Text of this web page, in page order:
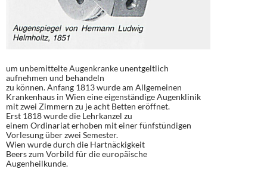
um unbemittelte Augenkranke unentgeltlich
aufnehmen und behandeln
zu können. Anfang 1813 wurde am Allgemeinen
Krankenhaus in Wien eine eigenständige Augenklinik
mit zwei Zimmern zu je acht Betten eröffnet.
Erst 1818 wurde die Lehrkanzel zu
einem Ordinariat erhoben mit einer fünfstündigen
Vorlesung über zwei Semester.
Wien wurde durch die Hartnäckigkeit
Beers zum Vorbild für die europäische
Augenheilkunde.